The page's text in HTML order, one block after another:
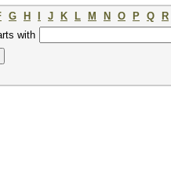
G H J K L M N O P Q
R
with